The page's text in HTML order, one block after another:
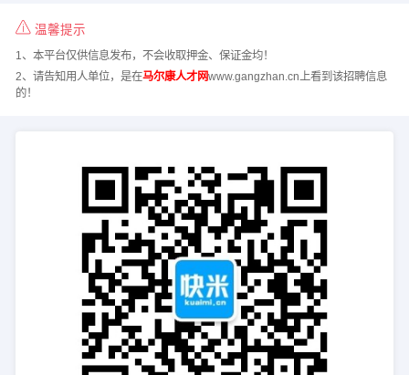
温馨提示
1、本平台仅供信息发布，不会收取押金、保证金均！
2、请告知用人单位，是在马尔康人才网www.gangzhan.cn上看到该招聘信息
的！